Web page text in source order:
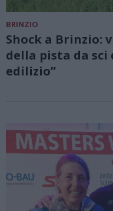
BRINZIO
Shock a Brinzio:
della pista da sci
edilizio”